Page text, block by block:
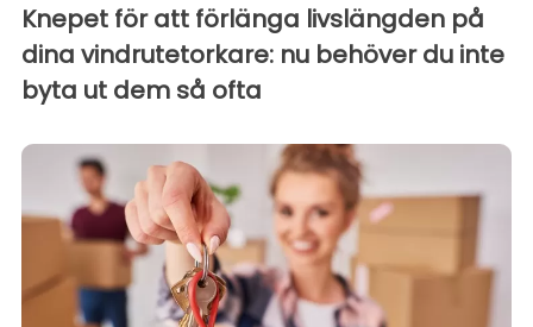
Knepet för att förlänga livslängden på
dina vindrutetorkare: nu behöver du inte
byta ut dem så ofta